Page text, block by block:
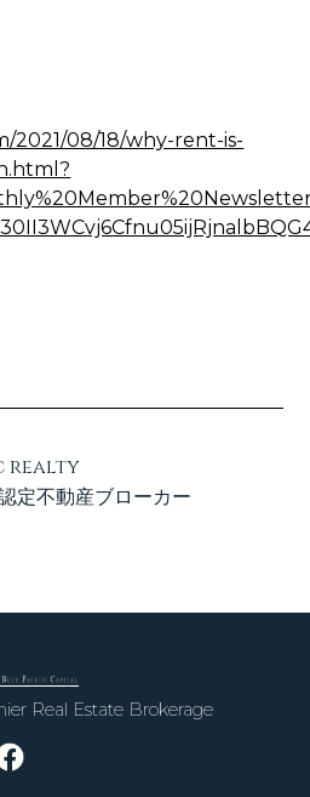
2021/08/18/why-rent-is-
realty
定不動産ブローカー
Real Estate Brokerage